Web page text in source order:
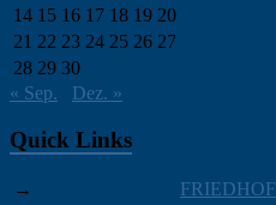
14 15 16 17 18 19 20
21 22 23 24 25 26 27
28 29 30
« Sep.
Dez. »
Quick Links
→
FRIEDHOF